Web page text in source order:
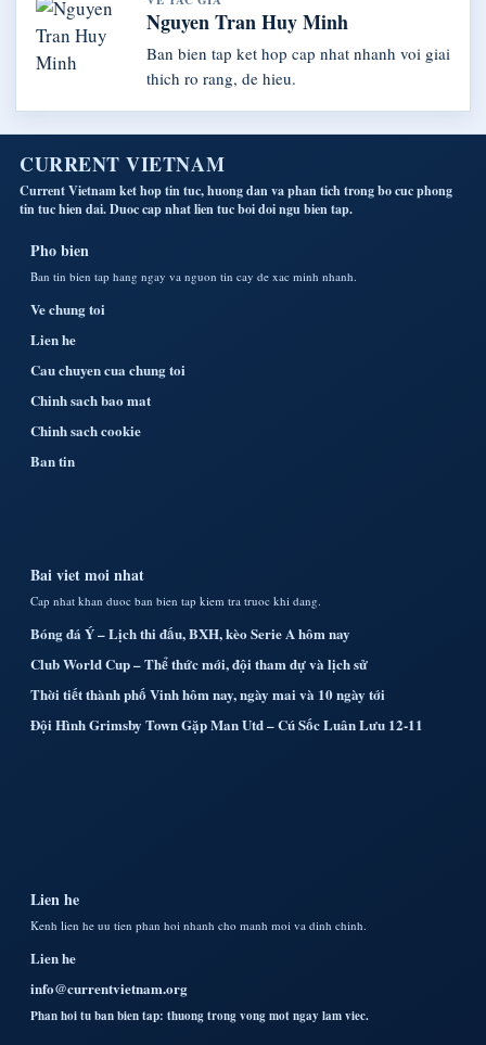
Nguyen Tran Huy Minh
Ban bien tap ket hop cap nhat nhanh voi giai
thich ro rang, de hieu.
CURRENT VIETNAM
Current Vietnam ket hop tin tuc, huong dan va phan tich trong bo cuc phong
tin tuc hien dai. Duoc cap nhat lien tuc boi doi ngu bien tap.
Pho bien
Ban tin bien tap hang ngay va nguon tin cay de xac minh nhanh.
Ve chung toi
Lien he
Cau chuyen cua chung toi
Chinh sach bao mat
Chinh sach cookie
Ban tin
Bai viet moi nhat
Cap nhat khan duoc ban bien tap kiem tra truoc khi dang.
Bóng đá Ý – Lịch thi đấu, BXH, kèo Serie A hôm nay
Club World Cup – Thể thức mới, đội tham dự và lịch sử
Thời tiết thành phố Vinh hôm nay, ngày mai và 10 ngày tới
Đội Hình Grimsby Town Gặp Man Utd – Cú Sốc Luân Lưu 12-11
Lien he
Kenh lien he uu tien phan hoi nhanh cho manh moi va dinh chinh.
Lien he
info@currentvietnam.org
Phan hoi tu ban bien tap: thuong trong vong mot ngay lam viec.